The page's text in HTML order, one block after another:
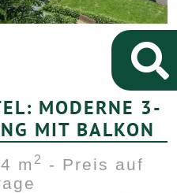
MODERNE 3-
MIT BALKON
m 2
- Preis auf